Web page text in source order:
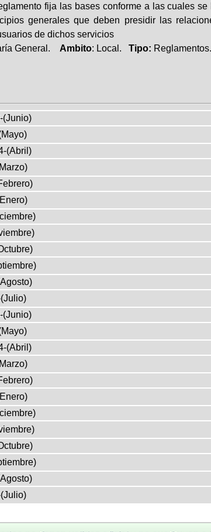
fija las bases conforme a las cuales
generales que deben presidir las
de dichos servicios
General. Ambito: Local. Tipo: Reglamentos.
(Junio)
(Abril)
(Junio)
(Abril)